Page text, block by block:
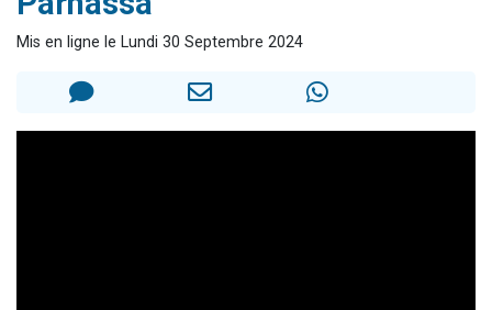
30 personnes viennent de faire un don pour Sauvez la jambe de Yohan
Il reste 49 places pour étudier en groupe sur Zoom
Mis en ligne le Lundi 30 Septembre 2024